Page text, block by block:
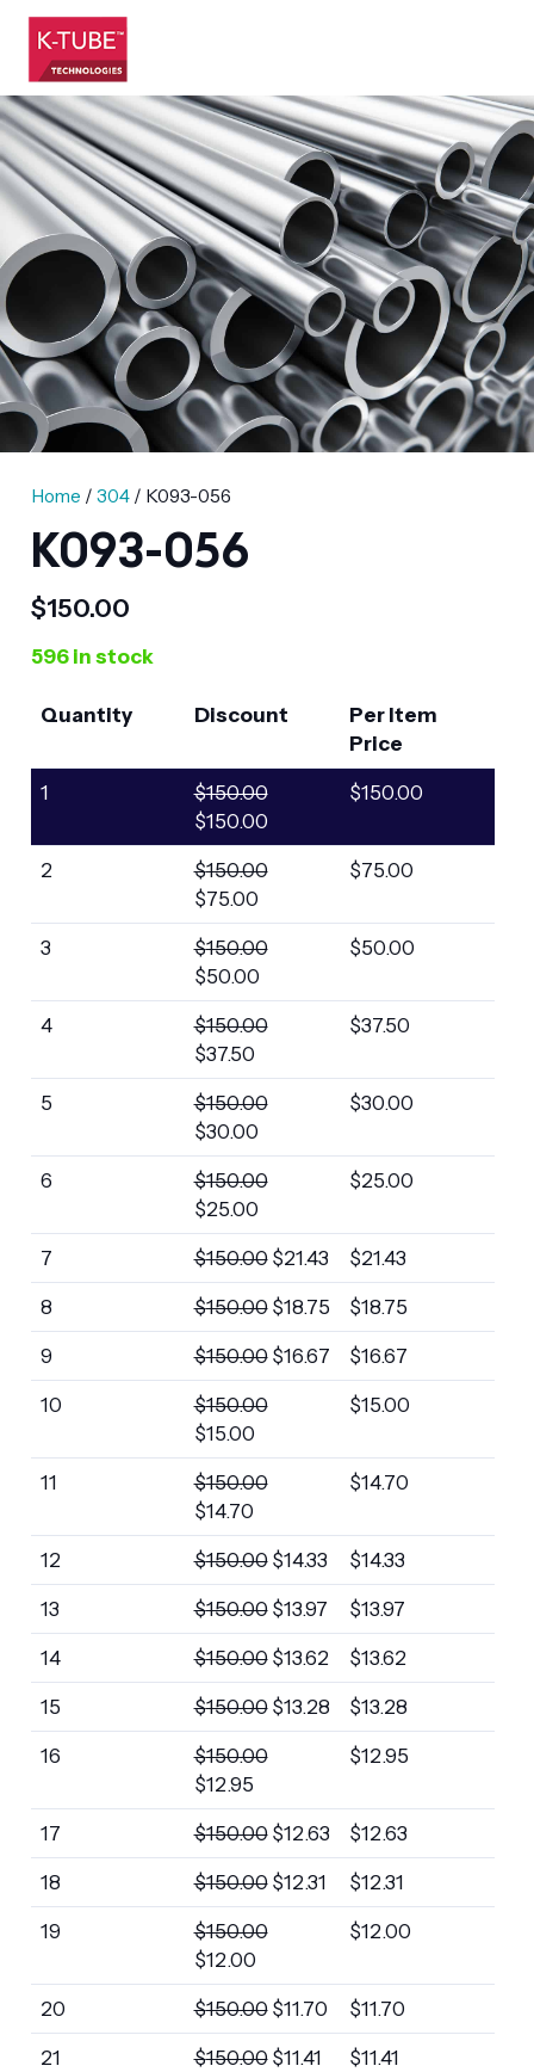
Home / 304/ K093-056
K093-056
$150.00
596 in stock
Quantity Discount
Per Item
Price
1 $150.00
$150.00
$150.00
2 $150.00
$75.00
$75.00
3 $150.00
$50.00
$50.00
4 $150.00
$37.50
$37.50
5 $150.00
$30.00
$30.00
6 $150.00
$25.00
$25.00
7 $150.00 $21.43 $21.43
8 $150.00 $18.75 $18.75
9 $150.00 $16.67 $16.67
10 $150.00
$15.00
$15.00
11 $150.00
$14.70
$14.70
12 $150.00 $14.33 $14.33
13 $150.00 $13.97 $13.97
14 $150.00 $13.62 $13.62
15 $150.00 $13.28 $13.28
16 $150.00
$12.95
$12.95
17 $150.00 $12.63 $12.63
18 $150.00 $12.31 $12.31
19 $150.00
$12.00
$12.00
20 $150.00 $11.70 $11.70
21 $150.00 $11.41 $11.41